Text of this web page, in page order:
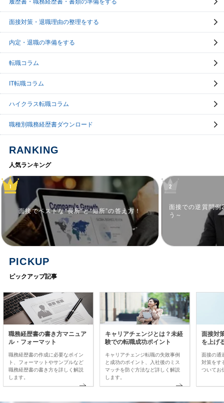
履歴書・職務経歴書・書類の準備をする
面接対策・退職理由の整理をする
内定・退職の準備をする
転職コラム
IT転職コラム
ハイクラス転職コラム
職種別職務経歴書ダウンロード
RANKING
人気ランキング
面接でベストな“長所”と“短所”の答え方！
面接での逆質問
う～
PICKUP
ピックアップ記事
職務経歴書の書き方マニュア
ル・フォーマット
職務経歴書の作成に必要なポイン
ト、フォーマットやサンプルなど
職務経歴書の書き方を詳しく解説
します。
キャリアチェンジとは？未経
験での転職成功ポイント
キャリアチェンジ転職の失敗事例
と成功のポイント、入社後のミス
マッチを防ぐ方法など詳しく解説
します。
面接対
を上げ
面接の通
対策をす
ついてお